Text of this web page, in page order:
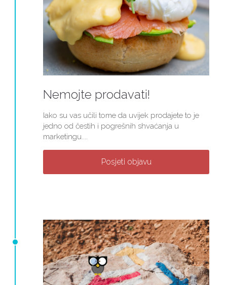
Nemojte prodavati!
Iako su vas učili tome da uvijek prodajete to je
jedno od čestih i pogrešnih shvaćanja u
marketingu....
Posjeti objavu